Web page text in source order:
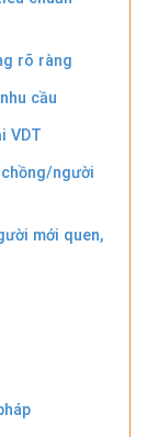
rõ ràng
cầu
VDT
người
mới quen,